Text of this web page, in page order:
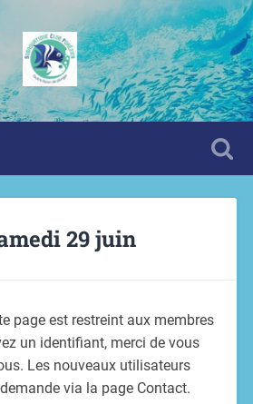
29 juin
page est restreint aux membres
un identifiant, merci de vous
Les nouveaux utilisateurs
via la page Contact.